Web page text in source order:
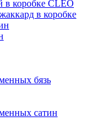
в коробке CLEO
в коробке
бязь
сатин